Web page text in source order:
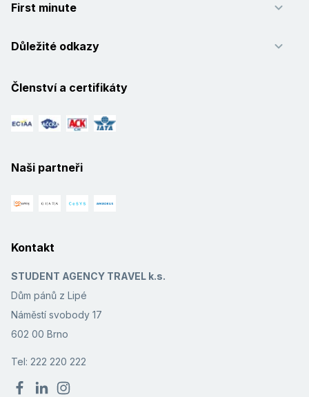
First minute
Důležité odkazy
Členství a certifikáty
Naši partneři
Kontakt
STUDENT AGENCY TRAVEL k.s.
Dům pánů z Lipé
Náměstí svobody 17
602 00 Brno
Tel: 222 220 222